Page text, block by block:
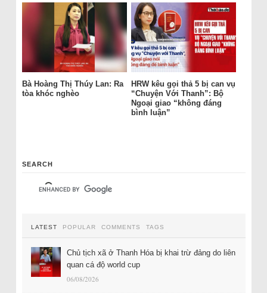
Bà Hoàng Thị Thúy Lan: Ra
tòa khóc nghèo
HRW kêu gọi thả 5 bị can vụ
“Chuyện Với Thanh”: Bộ
Ngoại giao “không đáng
bình luận”
SEARCH
LATEST POPULAR COMMENTS TAGS
Chủ tịch xã ở Thanh Hóa bị khai trừ đảng do liên
quan cá độ world cup
06/08/2026